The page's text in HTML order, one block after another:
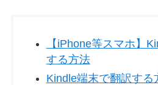
【iPhone等スマホ】
する方法
Kindle端末で翻訳する